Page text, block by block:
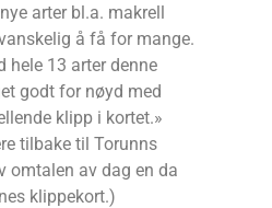
arter bl.a. makrell
å få for mange.
hele 13 arter denne
godt for nøyd med
klipp i kortet.»
tilbake til Torunns
omtalen av dag en da
klippekort.)